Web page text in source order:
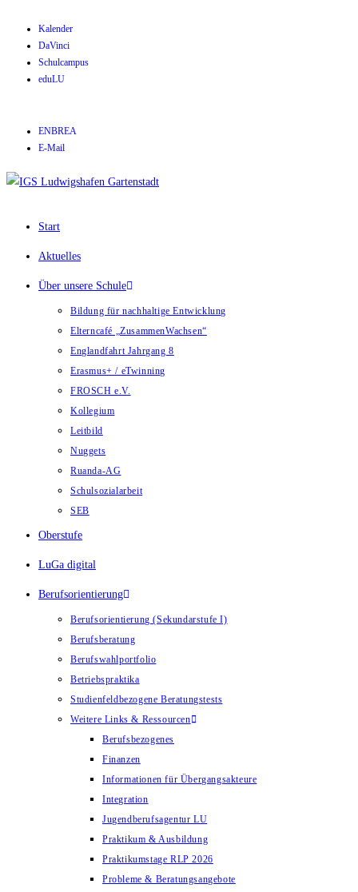
Kalender
DaVinci
Schulcampus
eduLU
ENBREA
E-Mail
Start
Aktuelles
Über unsere Schule
Bildung für nachhaltige Entwicklung
Elterncafé „ZusammenWachsen“
Englandfahrt Jahrgang 8
Erasmus+ / eTwinning
FROSCH e.V.
Kollegium
Leitbild
Nuggets
Ruanda-AG
Schulsozialarbeit
SEB
Oberstufe
LuGa digital
Berufsorientierung
Berufsorientierung (Sekundarstufe I)
Berufsberatung
Berufswahlportfolio
Betriebspraktika
Studienfeldbezogene Beratungstests
Weitere Links & Ressourcen
Berufsbezogenes
Finanzen
Informationen für Übergangsakteure
Integration
Jugendberufsagentur LU
Praktikum & Ausbildung
Praktikumstage RLP 2026
Probleme & Beratungsangebote